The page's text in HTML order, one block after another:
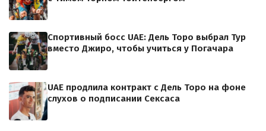
Спортивный босс UAE: Дель Торо выбрал Тур
вместо Джиро, чтобы учиться у Погачара
UAE продлила контракт с Дель Торо на фоне
слухов о подписании Сексаса